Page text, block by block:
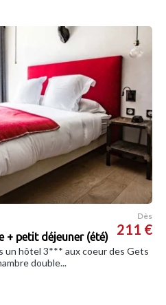
+ petit déjeuner (été)
Dès
211 €
un hôtel 3*** aux coeur des Gets
double...